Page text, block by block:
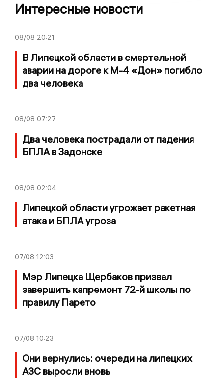
Интересные новости
08/08 20:21
В Липецкой области в смертельной
аварии на дороге к М-4 «Дон» погибло
два человека
08/08 07:27
Два человека пострадали от падения
БПЛА в Задонске
08/08 02:04
Липецкой области угрожает ракетная
атака и БПЛА угроза
07/08 12:03
Мэр Липецка Щербаков призвал
завершить капремонт 72-й школы по
правилу Парето
07/08 10:23
Они вернулись: очереди на липецких
АЗС выросли вновь